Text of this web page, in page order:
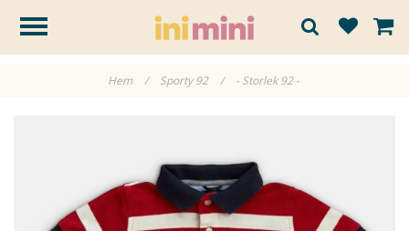
Hem / Sporty 92 / - Storlek 92 -